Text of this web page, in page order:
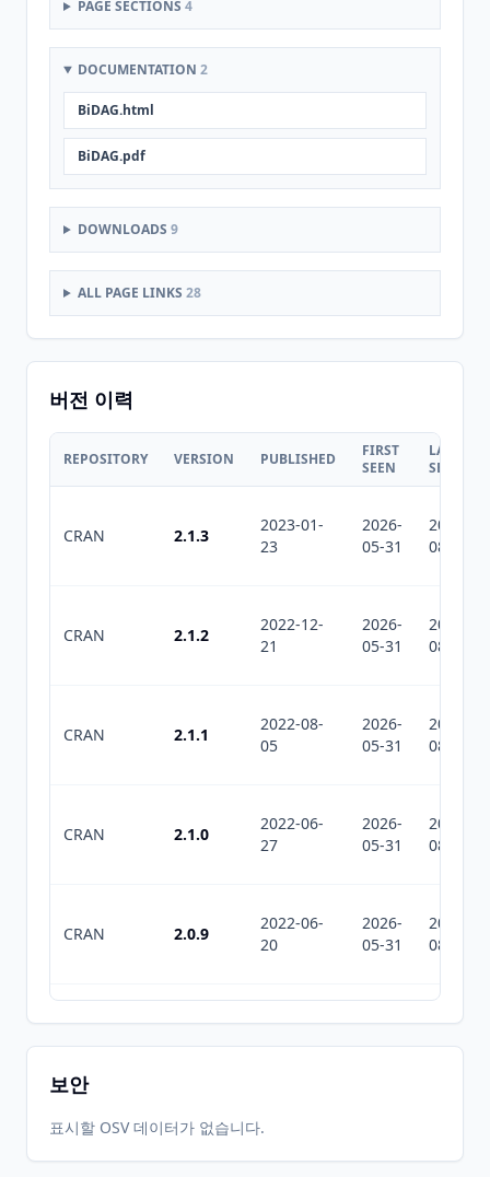
PAGE SECTIONS 4
DOCUMENTATION 2
BiDAG.html
BiDAG.pdf
DOWNLOADS 9
ALL PAGE LINKS 28
버전 이력
REPOSITORY VERSION PUBLISHED
FIRST
SEEN
LAST
SEEN
CRAN 2.1.3
2023-01-
23
2026-
05-31
2026-
08-06
CRAN 2.1.2
2022-12-
21
2026-
05-31
2026-
08-06
CRAN 2.1.1
2022-08-
05
2026-
05-31
2026-
08-06
CRAN 2.1.0
2022-06-
27
2026-
05-31
2026-
08-06
CRAN 2.0.9
2022-06-
20
2026-
05-31
2026-
08-06
2022-05-
16
2026-
05-31
2026-
08-06
CRAN 2.0.6
보안
표시할 OSV 데이터가 없습니다.